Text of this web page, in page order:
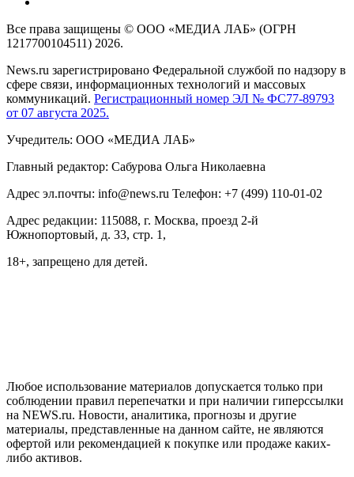
Все права защищены © ООО «МЕДИА ЛАБ» (ОГРН
1217700104511) 2026.
News.ru зарегистрировано Федеральной службой по надзору в
сфере связи, информационных технологий и массовых
коммуникаций. Регистрационный номер ЭЛ № ФС77-89793
от 07 августа 2025.
Учредитель: ООО «МЕДИА ЛАБ»
Главный редактор: Сабурова Ольга Николаевна
Адрес эл.почты: info@news.ru Телефон: +7 (499) 110-01-02
Адрес редакции: 115088, г. Москва, проезд 2-й
Южнопортовый, д. 33, стр. 1,
18+, запрещено для детей.
Любое использование материалов допускается только при
соблюдении правил перепечатки и при наличии гиперссылки
на NEWS.ru. Новости, аналитика, прогнозы и другие
материалы, представленные на данном сайте, не являются
офертой или рекомендацией к покупке или продаже каких-
либо активов.